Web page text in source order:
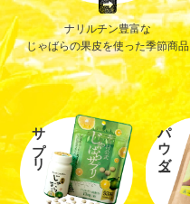
ナリルチン豊富な
じゃばらの果皮を使った季節商品
サプリ パウダー